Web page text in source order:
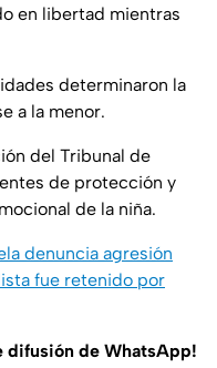
en libertad mientras
determinaron la
a la menor.
del Tribunal de
de protección y
de la niña.
denuncia agresión
fue retenido por
difusión de WhatsApp!